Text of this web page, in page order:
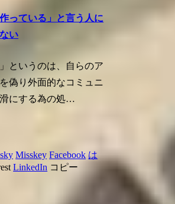
っている」と言う人に
い
というのは、自らのア
偽り外面的なコミュニ
にする為の処…
Misskey Facebook は
LinkedIn コピー